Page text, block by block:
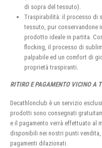
di sopra del tessuto).
Traspirabilità: il processo di
tessuto, pur conservandone
prodotto ideale in partita.
flocking, il processo di
palpabile ed un comfort di
proprietà traspiranti.
RITIRO E PAGAMENTO VICINO A
Decathlonclub è un servizio
prodotti sono consegnati
e il pagamento verrà effettuato al
disponibili nei nostri punti
pagamenti dilazionati.